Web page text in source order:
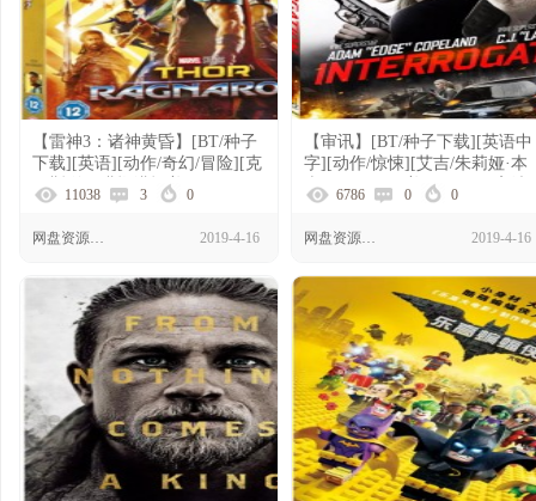
【雷神3：诸神黄昏】[BT/种子
下载][英语][动作/奇幻/冒险][克
里斯·海姆斯沃斯][美国][1080P]
11038 3 0
网盘资源下载 2019-4-16
【审讯】[BT/种子下载][英语中
字][动作/惊悚][艾吉/朱莉娅·本
森/C.J. Perry][美国][1080P高清]
6786 0 0
网盘资源下载 2019-4-16